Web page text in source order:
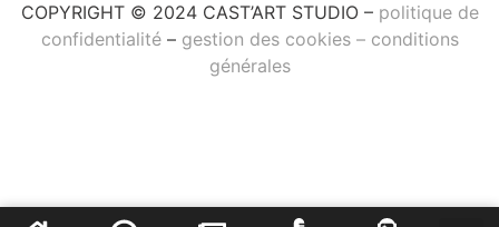
COPYRIGHT © 2024 CAST’ART STUDIO – politique de
confidentialité – gestion des cookies– conditions
générales